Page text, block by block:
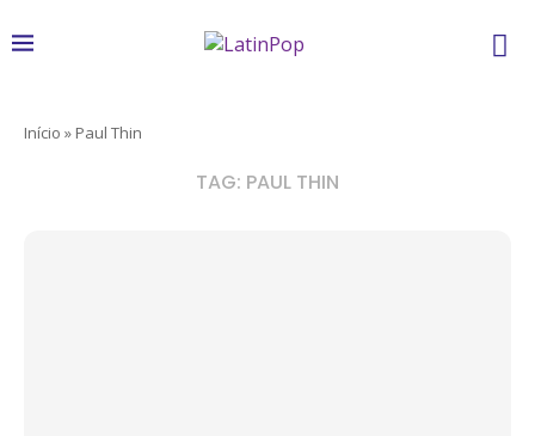
Início » Paul Thin
TAG: PAUL THIN